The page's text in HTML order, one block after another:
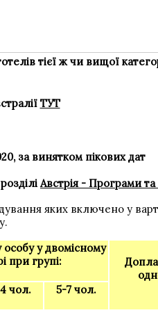
тієї ж чи вищої
ТУТ
за винятком пікових дат
Австрія - Програми та
яких включено у
особу у двомісному
при групі:
чол. 5-7 чол.